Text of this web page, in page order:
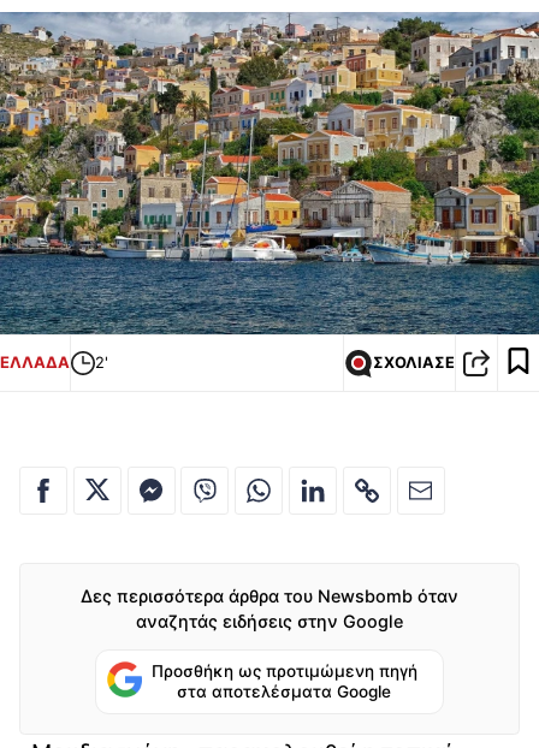
ΕΛΛΑΔΑ 2' ΣΧΟΛΙΑΣΕ
Δες περισσότερα άρθρα του Newsbomb όταν
αναζητάς ειδήσεις στην Google
Προσθήκη ως προτιμώμενη πηγή
στα αποτελέσματα Google